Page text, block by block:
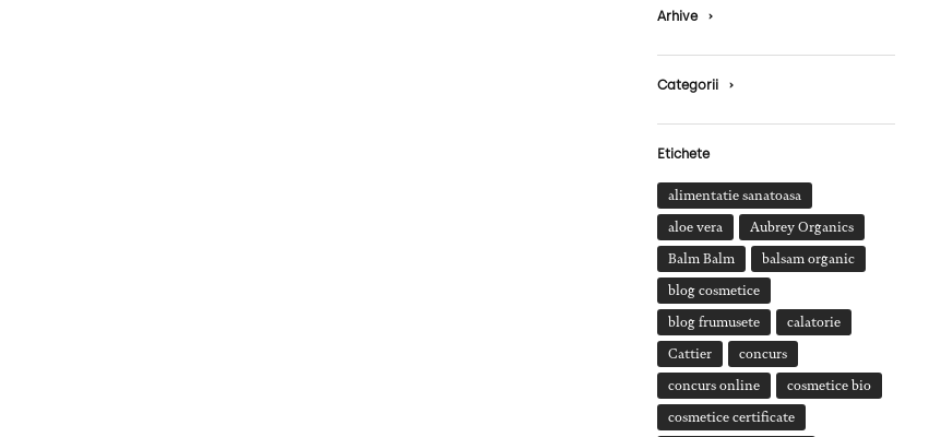
Arhive ›
Categorii ›
Etichete
alimentatie sanatoasa
aloe vera Aubrey Organics
Balm Balm balsam organic
blog cosmetice
blog frumusete calatorie
Cattier concurs
concurs online cosmetice bio
cosmetice certificate